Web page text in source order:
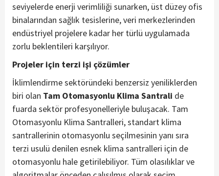
seviyelerde enerji verimliliği sunarken, üst düzey ofis
binalarından sağlık tesislerine, veri merkezlerinden
endüstriyel projelere kadar her türlü uygulamada
zorlu beklentileri karşılıyor.
Projeler için terzi işi çözümler
İklimlendirme sektöründeki benzersiz yeniliklerden
biri olan Tam Otomasyonlu Klima Santrali de
fuarda sektör profesyonelleriyle buluşacak. Tam
Otomasyonlu Klima Santralleri, standart klima
santrallerinin otomasyonlu seçilmesinin yanı sıra
terzi usulü denilen esnek klima santralleri için de
otomasyonlu hale getirilebiliyor. Tüm olasılıklar ve